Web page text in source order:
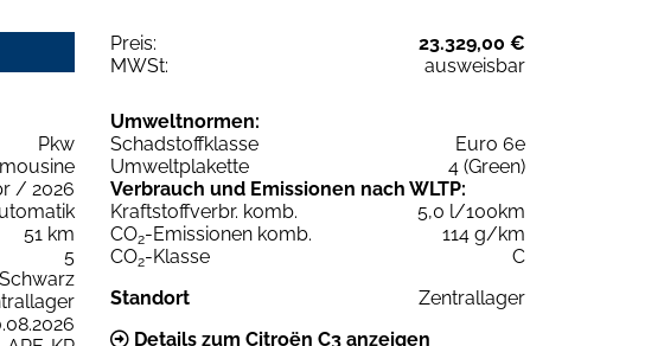
Preis:
23.329,00 €
MWSt:
ausweisbar
Pkw
/ 2026
51 km
5
Schwarz
Umweltnormen:
Schadstoffklasse
Euro 6e
Umweltplakette
4 (Green)
Verbrauch und Emissionen nach WLTP:
Kraftstoffverbr. komb.
5,0 l/100km
CO2-Emissionen komb.
114 g/km
CO2-Klasse
C
Standort
Zentrallager
Details zum Citroën C3 anzeigen